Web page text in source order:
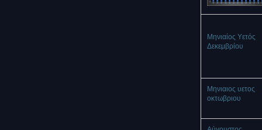
Μηνιαίος Υετός
Δεκεμβρίου
Μηνιαιος υετος
οκτωβριου